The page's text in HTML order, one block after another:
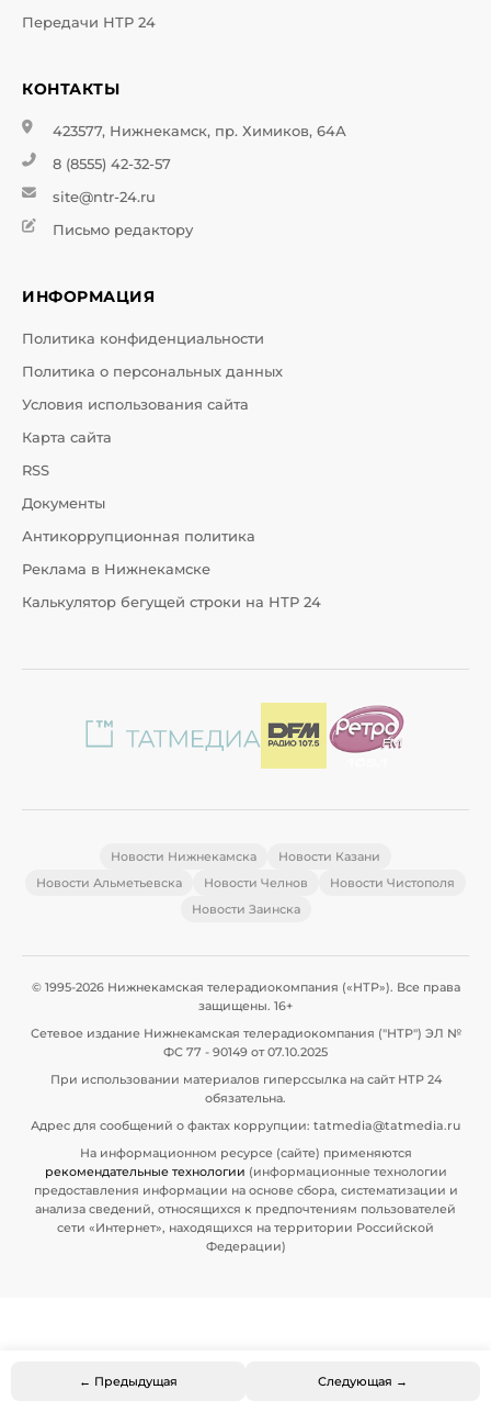
← Предыдущая Следующая →
Передачи НТР 24
КОНТАКТЫ
423577, Нижнекамск, пр. Химиков, 64А
8 (8555) 42-32-57
site@ntr-24.ru
Письмо редактору
ИНФОРМАЦИЯ
Политика конфиденциальности
Политика о персональных данных
Условия использования сайта
Карта сайта
RSS
Документы
Антикоррупционная политика
Реклама в Нижнекамске
Калькулятор бегущей строки на НТР 24
Новости Нижнекамска
Новости Казани
Новости Альметьевска
Новости Челнов
Новости Чистополя
Новости Заинска
© 1995-2026 Нижнекамская телерадиокомпания («НТР»). Все права
защищены. 16+
Сетевое издание Нижнекамская телерадиокомпания ("НТР") ЭЛ №
ФС 77 - 90149 от 07.10.2025
При использовании материалов гиперссылка на сайт НТР 24
обязательна.
Адрес для сообщений о фактах коррупции: tatmedia@tatmedia.ru
На информационном ресурсе (сайте) применяются
рекомендательные технологии (информационные технологии
предоставления информации на основе сбора, систематизации и
анализа сведений, относящихся к предпочтениям пользователей
сети «Интернет», находящихся на территории Российской
Федерации)